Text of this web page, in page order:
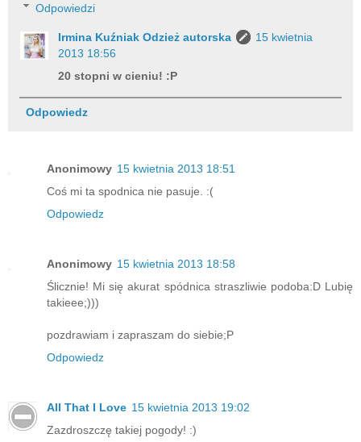
Odpowiedzi
Irmina Kuźniak Odzież autorska
15 kwietnia
2013 18:56
20 stopni w cieniu! :P
Odpowiedz
Anonimowy 15 kwietnia 2013 18:51
Coś mi ta spodnica nie pasuje. :(
Odpowiedz
Anonimowy 15 kwietnia 2013 18:58
Ślicznie! Mi się akurat spódnica straszliwie podoba:D Lubię
takieee;)))
pozdrawiam i zapraszam do siebie;P
Odpowiedz
All That I Love 15 kwietnia 2013 19:02
Zazdroszczę takiej pogody! :)